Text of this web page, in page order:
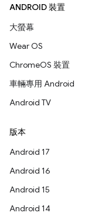
ANDROID 裝置
大螢幕
Wear OS
ChromeOS 裝置
車輛專用 Android
Android TV
版本
Android 17
Android 16
Android 15
Android 14